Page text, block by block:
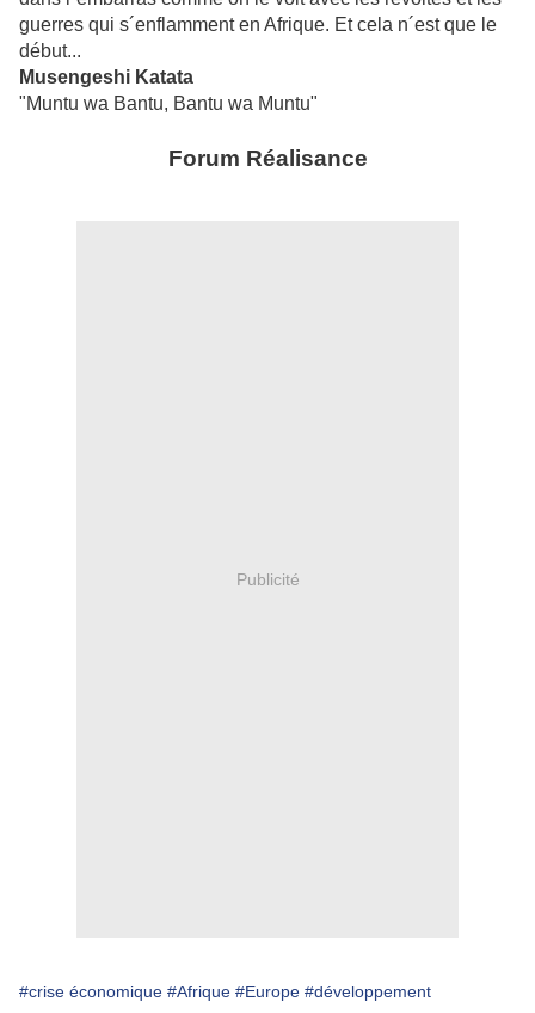
guerres qui s´enflamment en Afrique. Et cela n´est que le
début...
Musengeshi Katata
"Muntu wa Bantu, Bantu wa Muntu"
Forum Réalisance
Publicité
#crise économique #Afrique #Europe #développement